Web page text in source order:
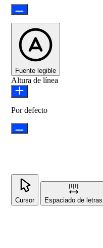
Fuente legible
Altura de línea
Por defecto
Cursor Espaciado de letras